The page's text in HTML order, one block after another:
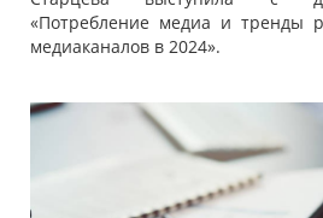
«Потребление медиа и тренды
медиаканалов в 2024».